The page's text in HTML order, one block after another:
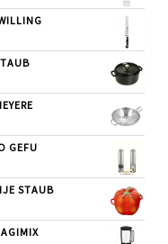
GEFU
STAUB